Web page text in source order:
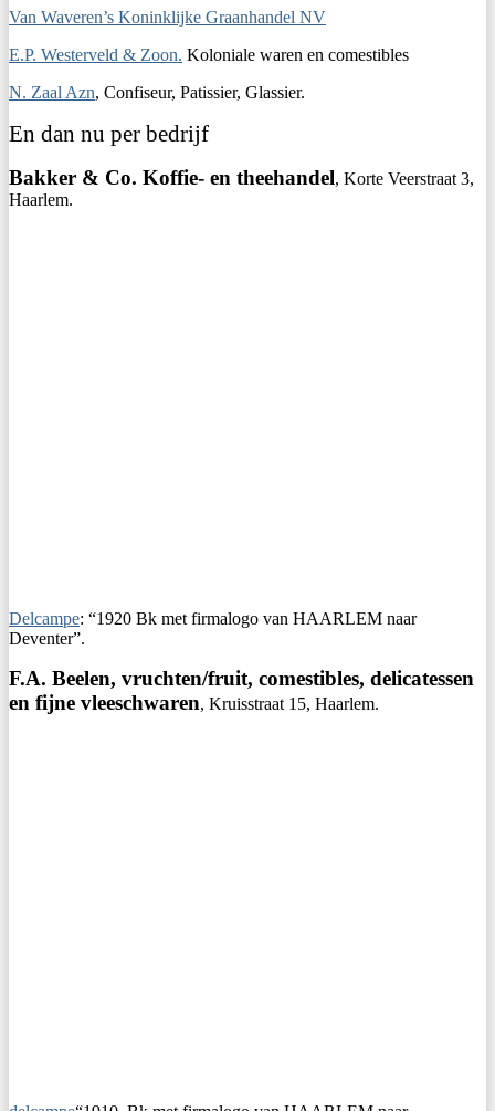
Van Waveren’s Koninklijke Graanhandel NV
E.P. Westerveld & Zoon. Koloniale waren en comestibles
N. Zaal Azn, Confiseur, Patissier, Glassier.
En dan nu per bedrijf
Bakker & Co. Koffie- en theehandel, Korte Veerstraat 3,
Haarlem.
Delcampe: “1920 Bk met firmalogo van HAARLEM naar
Deventer”.
F.A. Beelen, vruchten/fruit, comestibles, delicatessen
en fijne vleeschwaren, Kruisstraat 15, Haarlem.